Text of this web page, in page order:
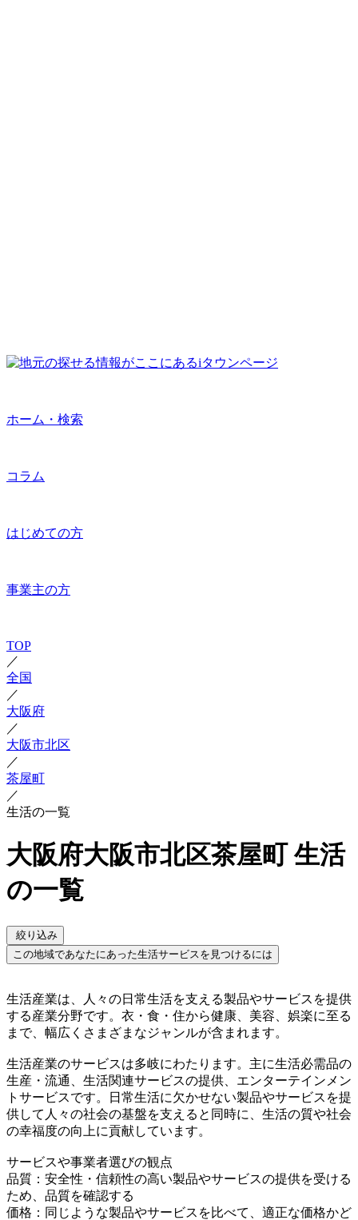
ホーム・検索
コラム
はじめての方
事業主の方
TOP
／
全国
／
大阪府
／
大阪市北区
／
茶屋町
／
生活の一覧
大阪府大阪市北区茶屋町 生活
の一覧
絞り込み
この地域であなたにあった生活サービスを見つけるには
生活産業は、人々の日常生活を支える製品やサービスを提供
する産業分野です。衣・食・住から健康、美容、娯楽に至る
まで、幅広くさまざまなジャンルが含まれます。
生活産業のサービスは多岐にわたります。主に生活必需品の
生産・流通、生活関連サービスの提供、エンターテインメン
トサービスです。日常生活に欠かせない製品やサービスを提
供して人々の社会の基盤を支えると同時に、生活の質や社会
の幸福度の向上に貢献しています。
サービスや事業者選びの観点
品質：安全性・信頼性の高い製品やサービスの提供を受ける
ため、品質を確認する
価格：同じような製品やサービスを比べて、適正な価格かど